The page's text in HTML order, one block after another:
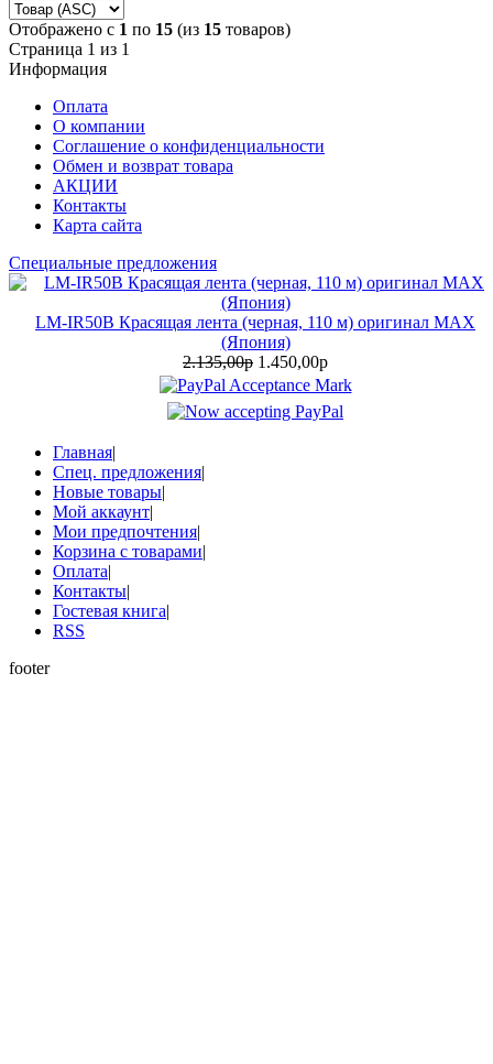
Отображено с 1 по 15 (из 15 товаров)
Страница 1 из 1
Информация
Оплата
О компании
Соглашение о конфиденциальности
Обмен и возврат товара
АКЦИИ
Контакты
Карта сайта
Специальные предложения
LM-IR50B Красящая лента (черная, 110 м) оригинал MAX
(Япония)
2.135,00р 1.450,00р
Главная|
Спец. предложения|
Новые товары|
Мой аккаунт|
Мои предпочтения|
Корзина с товарами|
Оплата|
Контакты|
Гостевая книга|
RSS
footer